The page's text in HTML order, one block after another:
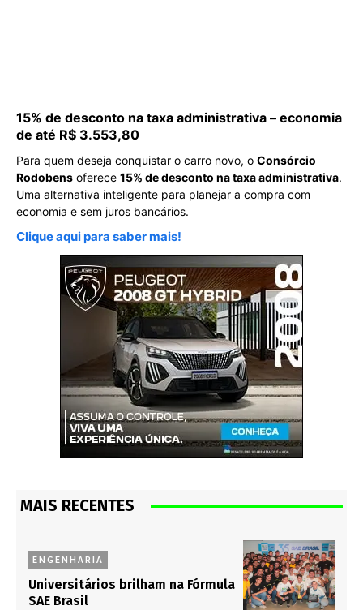
15% de desconto na taxa administrativa – economia
de até R$ 3.553,80
Para quem deseja conquistar o carro novo, o Consórcio
Rodobens oferece 15% de desconto na taxa administrativa.
Uma alternativa inteligente para planejar a compra com
economia e sem juros bancários.
Clique aqui para saber mais!
MAIS RECENTES
ENGENHARIA
Universitários brilham na Fórmula
SAE Brasil